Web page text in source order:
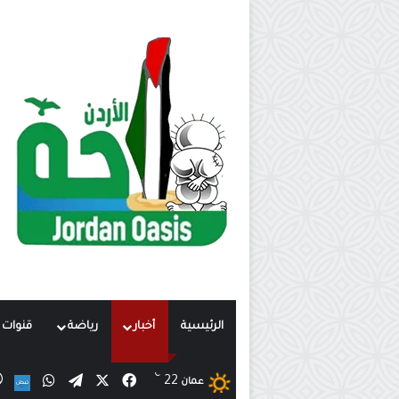
الرئيسية أخبار رياضة قنوات
عمان 22
℃ فيسبوك تيلقرام